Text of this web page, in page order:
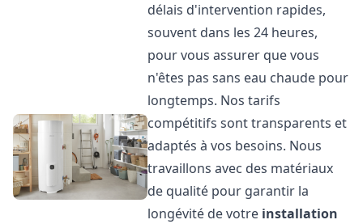
délais d'intervention rapides,
souvent dans les 24 heures,
pour vous assurer que vous
n'êtes pas sans eau chaude pour
longtemps. Nos tarifs
compétitifs sont transparents et
adaptés à vos besoins. Nous
travaillons avec des matériaux
de qualité pour garantir la
longévité de votre installation